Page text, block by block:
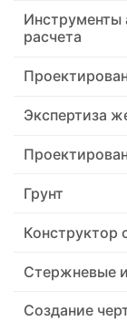
Инструменты
расчета
Экспертиза
Грунт
Конструктор
Стержневые
Создание